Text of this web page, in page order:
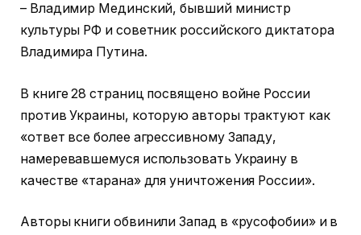
– Владимир Мединский, бывший министр
культуры РФ и советник российского диктатора
Владимира Путина.
В книге 28 страниц посвящено войне России
против Украины, которую авторы трактуют как
«ответ все более агрессивному Западу,
намеревавшемуся использовать Украину в
качестве «тарана» для уничтожения России».
Авторы книги обвинили Запад в «русофобии» и в